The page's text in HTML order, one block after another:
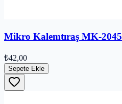
Mikro Kalemtıraş MK-2045
₺42,00
Sepete Ekle